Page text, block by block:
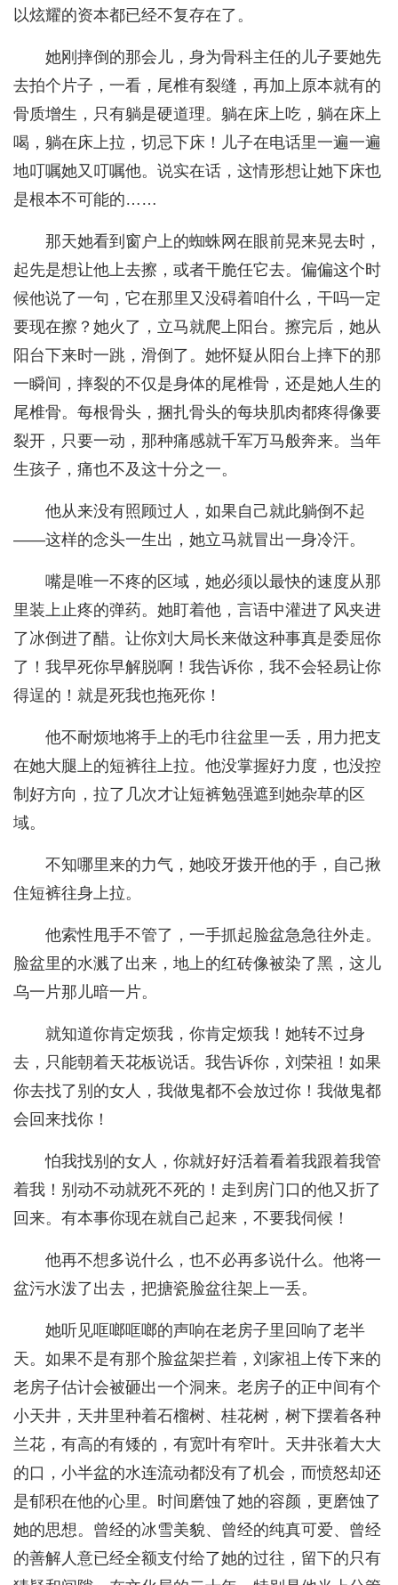
以炫耀的资本都已经不复存在了。
她刚摔倒的那会儿，身为骨科主任的儿子要她先
去拍个片子，一看，尾椎有裂缝，再加上原本就有的
骨质增生，只有躺是硬道理。躺在床上吃，躺在床上
喝，躺在床上拉，切忌下床！儿子在电话里一遍一遍
地叮嘱她又叮嘱他。说实在话，这情形想让她下床也
是根本不可能的……
那天她看到窗户上的蜘蛛网在眼前晃来晃去时，
起先是想让他上去擦，或者干脆任它去。偏偏这个时
候他说了一句，它在那里又没碍着咱什么，干吗一定
要现在擦？她火了，立马就爬上阳台。擦完后，她从
阳台下来时一跳，滑倒了。她怀疑从阳台上摔下的那
一瞬间，摔裂的不仅是身体的尾椎骨，还是她人生的
尾椎骨。每根骨头，捆扎骨头的每块肌肉都疼得像要
裂开，只要一动，那种痛感就千军万马般奔来。当年
生孩子，痛也不及这十分之一。
他从来没有照顾过人，如果自己就此躺倒不起
——这样的念头一生出，她立马就冒出一身冷汗。
嘴是唯一不疼的区域，她必须以最快的速度从那
里装上止疼的弹药。她盯着他，言语中灌进了风夹进
了冰倒进了醋。让你刘大局长来做这种事真是委屈你
了！我早死你早解脱啊！我告诉你，我不会轻易让你
得逞的！就是死我也拖死你！
他不耐烦地将手上的毛巾往盆里一丢，用力把支
在她大腿上的短裤往上拉。他没掌握好力度，也没控
制好方向，拉了几次才让短裤勉强遮到她杂草的区
域。
不知哪里来的力气，她咬牙拨开他的手，自己揪
住短裤往身上拉。
他索性甩手不管了，一手抓起脸盆急急往外走。
脸盆里的水溅了出来，地上的红砖像被染了黑，这儿
乌一片那儿暗一片。
就知道你肯定烦我，你肯定烦我！她转不过身
去，只能朝着天花板说话。我告诉你，刘荣祖！如果
你去找了别的女人，我做鬼都不会放过你！我做鬼都
会回来找你！
怕我找别的女人，你就好好活着看着我跟着我管
着我！别动不动就死不死的！走到房门口的他又折了
回来。有本事你现在就自己起来，不要我伺候！
他再不想多说什么，也不必再多说什么。他将一
盆污水泼了出去，把搪瓷脸盆往架上一丢。
她听见哐啷哐啷的声响在老房子里回响了老半
天。如果不是有那个脸盆架拦着，刘家祖上传下来的
老房子估计会被砸出一个洞来。老房子的正中间有个
小天井，天井里种着石榴树、桂花树，树下摆着各种
兰花，有高的有矮的，有宽叶有窄叶。天井张着大大
的口，小半盆的水连流动都没有了机会，而愤怒却还
是郁积在他的心里。时间磨蚀了她的容颜，更磨蚀了
她的思想。曾经的冰雪美貌、曾经的纯真可爱、曾经
的善解人意已经全额支付给了她的过往，留下的只有